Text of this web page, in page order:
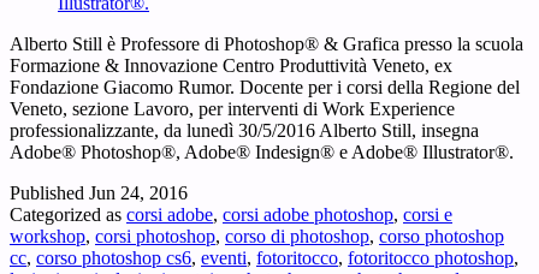
Alberto Still è Professore di Photoshop® & Grafica presso la scuola
Formazione & Innovazione Centro Produttività Veneto, ex
Fondazione Giacomo Rumor. Docente per i corsi della Regione del
Veneto, sezione Lavoro, per interventi di Work Experience
professionalizzante, da lunedì 30/5/2016 Alberto Still, insegna
Adobe® Photoshop®, Adobe® Indesign® e Adobe® Illustrator®.
Published Jun 24, 2016
Categorized as corsi adobe, corsi adobe photoshop, corsi e
workshop, corsi photoshop, corso di photoshop, corso photoshop
cc, corso photoshop cs6, eventi, fotoritocco, fotoritocco photoshop,